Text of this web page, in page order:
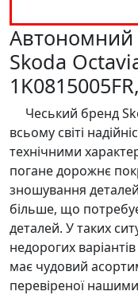
Автономний
Skoda
Чеський бренд
всьому світі
технічними
погане дорожнє
зношування деталей
більше, що
деталей. У таких
недорогих
має чудовий
перевіреної